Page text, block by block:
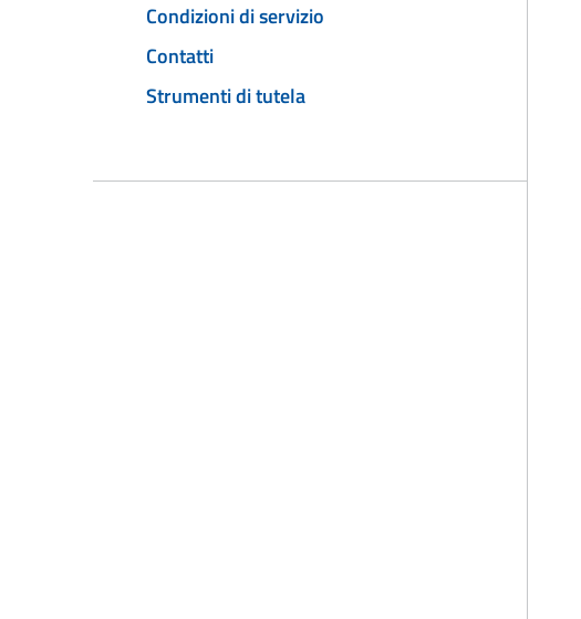
Condizioni di servizio
Contatti
Strumenti di tutela